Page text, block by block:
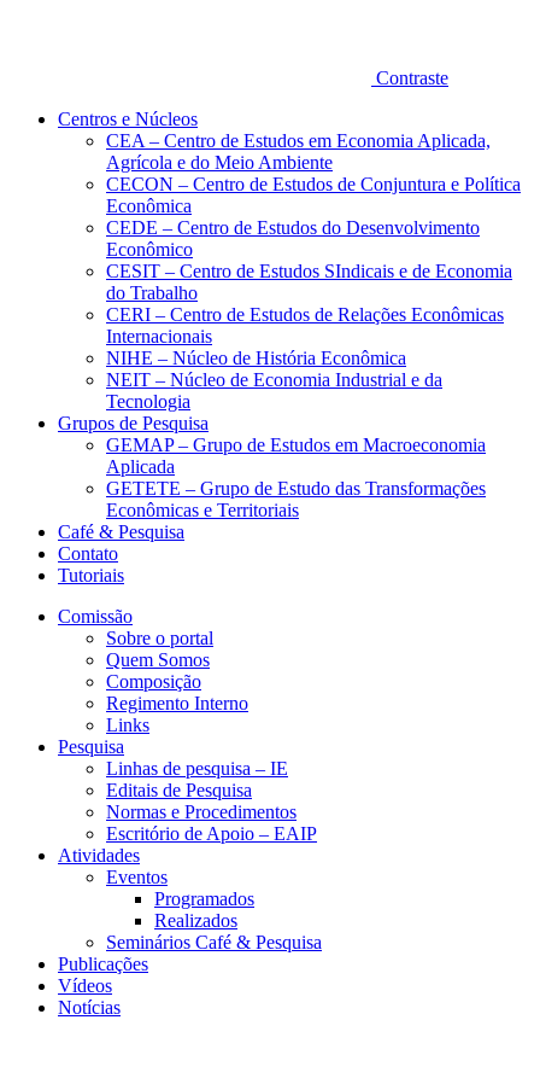
Contraste
Centros e Núcleos
CEA – Centro de Estudos em Economia Aplicada,
Agrícola e do Meio Ambiente
CECON – Centro de Estudos de Conjuntura e Política
Econômica
CEDE – Centro de Estudos do Desenvolvimento
Econômico
CESIT – Centro de Estudos SIndicais e de Economia
do Trabalho
CERI – Centro de Estudos de Relações Econômicas
Internacionais
NIHE – Núcleo de História Econômica
NEIT – Núcleo de Economia Industrial e da
Tecnologia
Grupos de Pesquisa
GEMAP – Grupo de Estudos em Macroeconomia
Aplicada
GETETE – Grupo de Estudo das Transformações
Econômicas e Territoriais
Café & Pesquisa
Contato
Tutoriais
Comissão
Sobre o portal
Quem Somos
Composição
Regimento Interno
Links
Pesquisa
Linhas de pesquisa – IE
Editais de Pesquisa
Normas e Procedimentos
Escritório de Apoio – EAIP
Atividades
Eventos
Programados
Realizados
Seminários Café & Pesquisa
Publicações
Vídeos
Notícias